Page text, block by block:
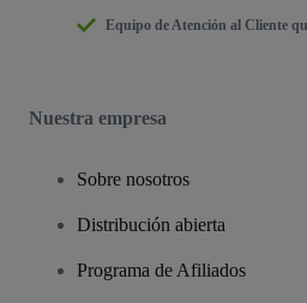
Equipo de Atención al Cliente
Nuestra empresa
Sobre nosotros
Distribución abierta
Programa de Afiliados